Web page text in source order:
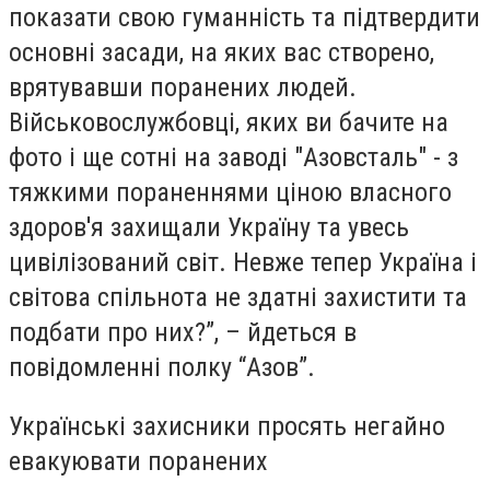
показати свою гуманність та підтвердити
основні засади, на яких вас створено,
врятувавши поранених людей.
Військовослужбовці, яких ви бачите на
фото і ще сотні на заводі "Азовсталь" - з
тяжкими пораненнями ціною власного
здоров'я захищали Україну та увесь
цивілізований світ. Невже тепер Україна і
світова спільнота не здатні захистити та
подбати про них?”, – йдеться в
повідомленні полку “Азов”.
Українські захисники просять негайно
евакуювати поранених